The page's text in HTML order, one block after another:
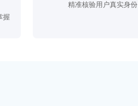
握
精准核验用户真实身份